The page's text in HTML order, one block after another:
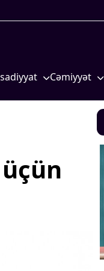
təsərrüfatı
Cəmiyyət
Məhkəmə
Zəfər - 5
Gənclər və